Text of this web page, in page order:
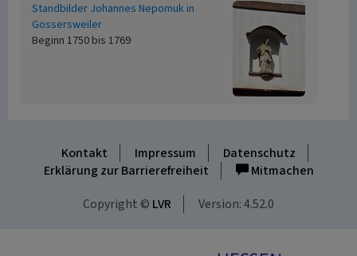
Standbilder Johannes Nepomuk in
Gossersweiler
Beginn 1750 bis 1769
Kontakt Impressum
Datenschutz
Erklärung zur Barrierefreiheit
Mitmachen
Copyright © LVR Version: 4.52.0